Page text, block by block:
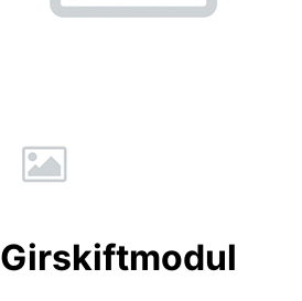
Girskiftmodul